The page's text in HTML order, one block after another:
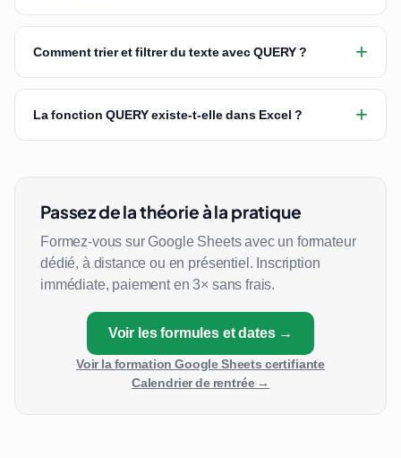
Comment trier et filtrer du texte avec QUERY ? +
La fonction QUERY existe-t-elle dans Excel ? +
Passez de la théorie à la pratique
Formez-vous sur Google Sheets avec un formateur
dédié, à distance ou en présentiel. Inscription
immédiate, paiement en 3× sans frais.
Voir les formules et dates →
Voir la formation Google Sheets certifiante
Calendrier de rentrée →